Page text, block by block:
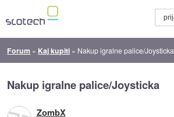
Forum » Kaj kupiti » Nakup igralne palice/Joysticka
Nakup igralne palice/Joysticka
ZombX